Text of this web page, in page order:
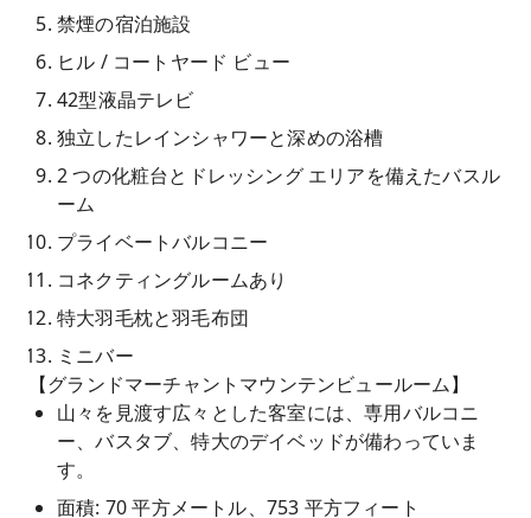
禁煙の宿泊施設
ヒル / コートヤード ビュー
42型液晶テレビ
独立したレインシャワーと深めの浴槽
2 つの化粧台とドレッシング エリアを備えたバスル
ーム
プライベートバルコニー
コネクティングルームあり
特大羽毛枕と羽毛布団
ミニバー
【グランドマーチャントマウンテンビュールーム】
山々を見渡す広々とした客室には、専用バルコニ
ー、バスタブ、特大のデイベッドが備わっていま
す。
面積: 70 平方メートル、753 平方フィート